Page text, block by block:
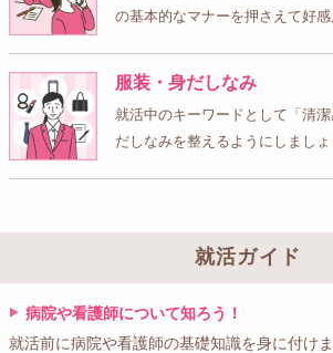
の基本的なマナーを押さえて好
服装・身だしなみ
就活中のキーワードとして「清
だしなみを整えるようにしましょ
就活ガイド
病院や看護師について知ろう！
就活前に病院や看護師の基礎知識を身に付けま